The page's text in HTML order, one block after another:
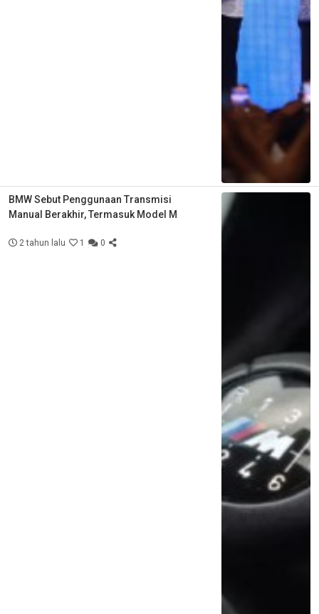
BMW Sebut Penggunaan Transmisi
Manual Berakhir, Termasuk Model M
2 tahun lalu 1 0